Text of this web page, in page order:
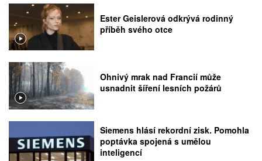
Ester Geislerová odkrývá rodinný
příběh svého otce
Ohnivý mrak nad Francií může
usnadnit šíření lesních požárů
Siemens hlásí rekordní zisk. Pomohla
poptávka spojená s umělou
inteligencí